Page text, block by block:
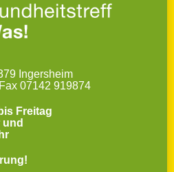
Ingersheim
07142 919874
Freitag
und